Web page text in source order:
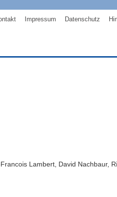
Impressum Datenschutz
Lambert, David Nachbaur,